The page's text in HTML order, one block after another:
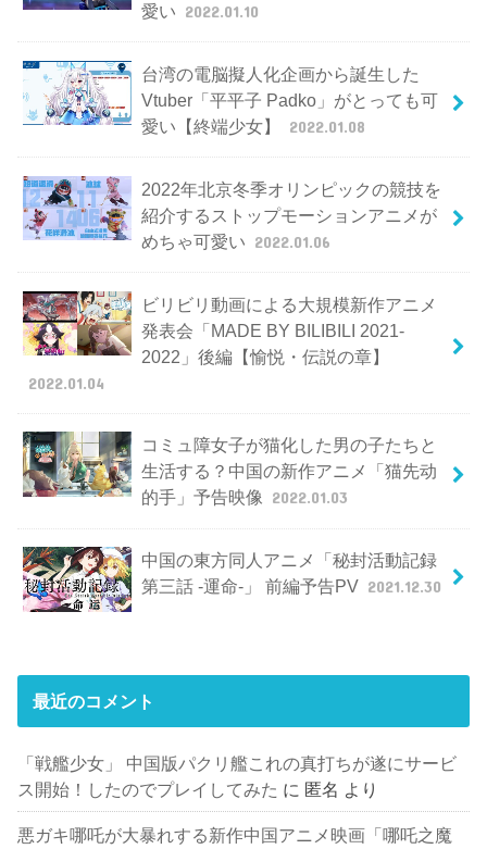
愛い 2022.01.10
台湾の電脳擬人化企画から誕生した
Vtuber「平平子 Padko」がとっても可
愛い【終端少女】
2022.01.08
2022年北京冬季オリンピックの競技を
紹介するストップモーションアニメが
めちゃ可愛い 2022.01.06
ビリビリ動画による大規模新作アニメ
発表会「MADE BY BILIBILI 2021-
2022」後編【愉悦・伝説の章】
2022.01.04
コミュ障女子が猫化した男の子たちと
生活する？中国の新作アニメ「猫先动
的手」予告映像
2022.01.03
中国の東方同人アニメ「秘封活動記録
第三話 -運命-」 前編予告PV 2021.12.30
最近のコメント
「戦艦少女」 中国版パクリ艦これの真打ちが遂にサービ
ス開始！したのでプレイしてみた に 匿名 より
悪ガキ哪吒が大暴れする新作中国アニメ映画「哪吒之魔